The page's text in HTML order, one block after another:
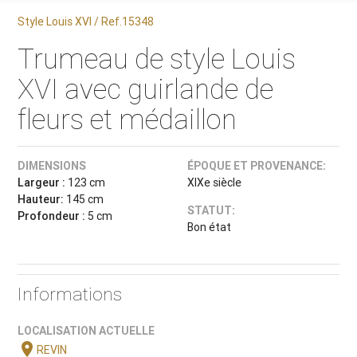
Style Louis XVI / Ref.15348
Trumeau de style Louis
XVI avec guirlande de
fleurs et médaillon
DIMENSIONS
Largeur : 123 cm
Hauteur: 145 cm
Profondeur : 5 cm
ÉPOQUE ET PROVENANCE:
XIXe siècle
STATUT:
Bon état
Informations
LOCALISATION ACTUELLE
location_onREVIN